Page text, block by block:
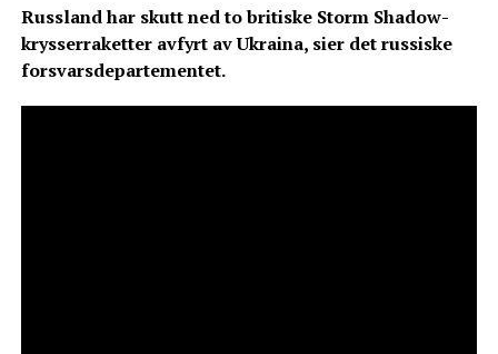
Russland har skutt ned to britiske Storm Shadow-
krysserraketter avfyrt av Ukraina, sier det russiske
forsvarsdepartementet.